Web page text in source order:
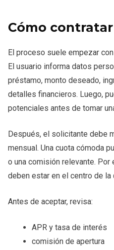
Cómo
El proceso suele empezar
El usuario informa datos
préstamo, monto deseado,
detalles financieros. Luego,
potenciales antes de tomar
Después, el solicitante debe
mensual. Una cuota cómoda
o una comisión relevante. Por
deben estar en el centro de la
Antes de aceptar, revisa:
APR y tasa de interés
comisión de apertura